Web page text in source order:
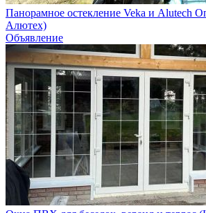
Панорамное остекление Veka и Alutech
Алютех)
Объявление